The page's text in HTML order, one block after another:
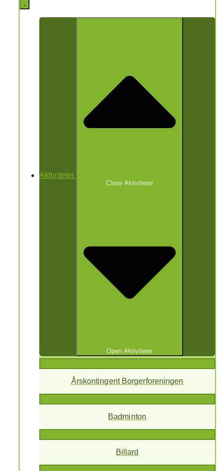
Aktiviteter
Close Aktiviteter
Open Aktiviteter
Årskontingent Borgerforeningen
Badminton
Billard